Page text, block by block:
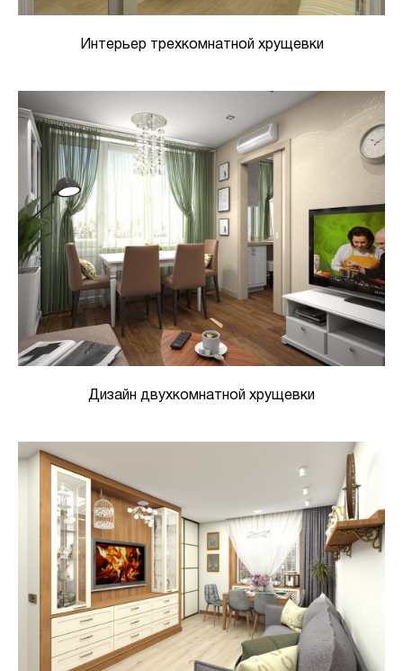
Интерьер трехкомнатной хрущевки
Дизайн двухкомнатной хрущевки